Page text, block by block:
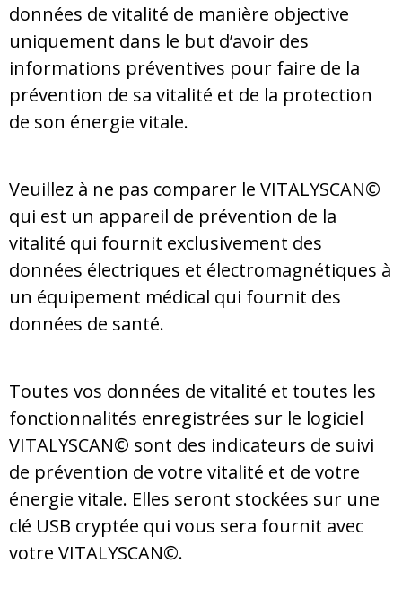
données de vitalité de manière objective
uniquement dans le but d’avoir des
informations préventives pour faire de la
prévention de sa vitalité et de la protection
de son énergie vitale.
Veuillez à ne pas comparer le VITALYSCAN©
qui est un appareil de prévention de la
vitalité qui fournit exclusivement des
données électriques et électromagnétiques à
un équipement médical qui fournit des
données de santé.
Toutes vos données de vitalité et toutes les
fonctionnalités enregistrées sur le logiciel
VITALYSCAN© sont des indicateurs de suivi
de prévention de votre vitalité et de votre
énergie vitale. Elles seront stockées sur une
clé USB cryptée qui vous sera fournit avec
votre VITALYSCAN©.